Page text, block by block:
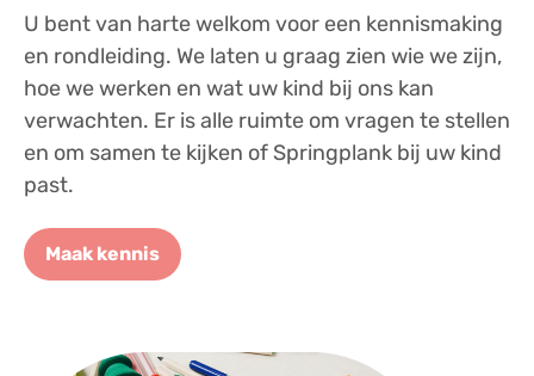
U bent van harte welkom voor een kennismaking
en rondleiding. We laten u graag zien wie we zijn,
hoe we werken en wat uw kind bij ons kan
verwachten. Er is alle ruimte om vragen te stellen
en om samen te kijken of Springplank bij uw kind
past.
Maak kennis